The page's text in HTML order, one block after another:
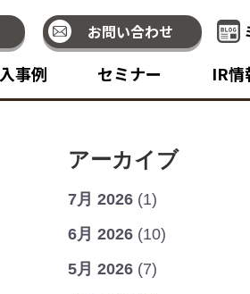
お問い合わせ
事例 セミナー IR情
アーカイブ
7月 2026 (1)
6月 2026 (10)
5月 2026 (7)